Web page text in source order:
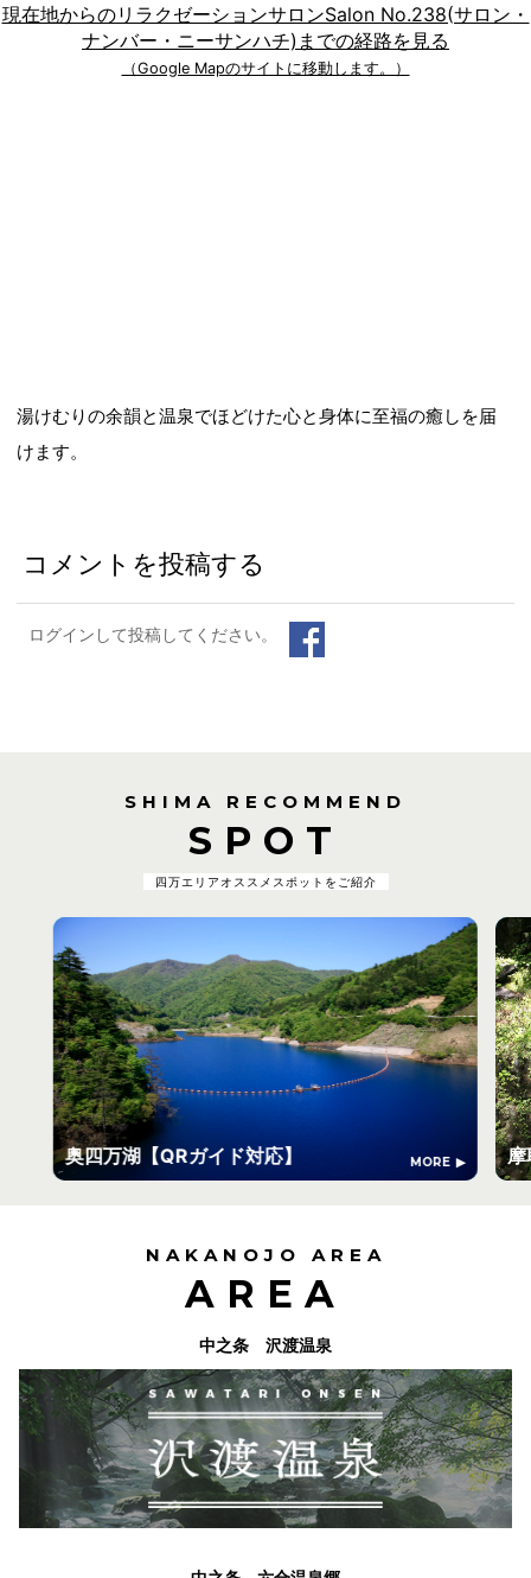
現在地からのリラクゼーションサロンSalon No.238(サロン・
ナンバー・ニーサンハチ)までの経路を見る
（Google Mapのサイトに移動します。）
湯けむりの余韻と温泉でほどけた心と身体に至福の癒しを届
けます。
コメントを投稿する
ログインして投稿してください。
SHIMA RECOMMEND
SPOT
四万エリアオススメスポットをご紹介
奥四万湖【QRガイド対応】 MORE 摩
NAKANOJO AREA
AREA
中之条 沢渡温泉